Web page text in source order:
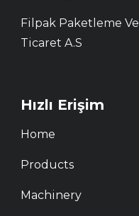
Filpak Paketleme
Ticaret A.S
Hızlı Erişim
Home
Products
Machinery